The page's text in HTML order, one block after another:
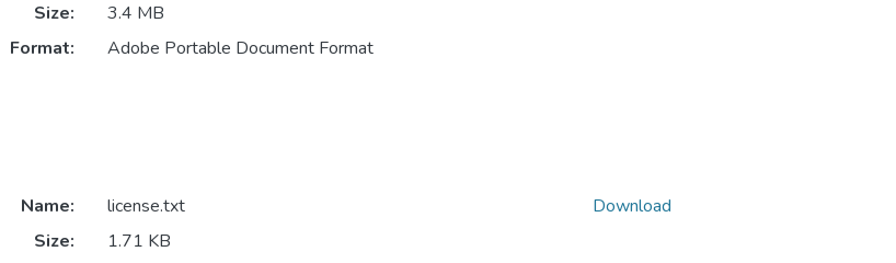
Size:
3.4 MB
Format:
Adobe Portable Document Format
Name:
license.txt
Size:
1.71 KB
Download